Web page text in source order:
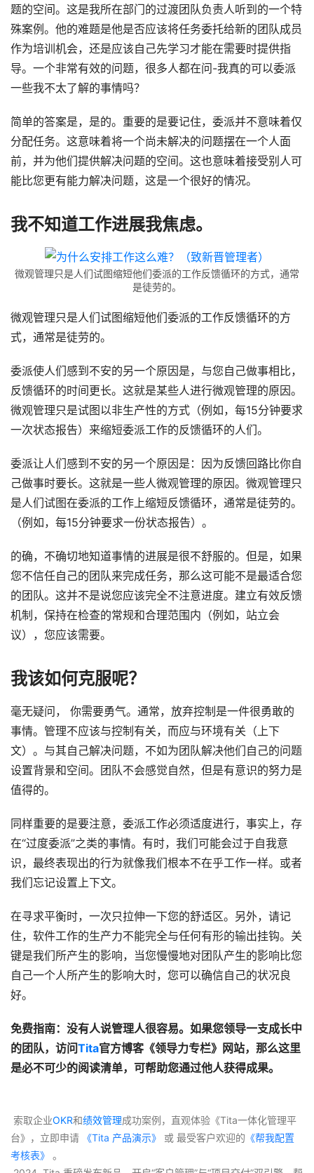
题的空间。这是我所在部门的过渡团队负责人听到的一个特
殊案例。他的难题是他是否应该将任务委托给新的团队成员
作为培训机会，还是应该自己先学习才能在需要时提供指
导。一个非常有效的问题，很多人都在问-我真的可以委派
一些我不太了解的事情吗？
简单的答案是，是的。重要的是要记住，委派并不意味着仅
分配任务。这意味着将一个尚未解决的问题摆在一个人面
前，并为他们提供解决问题的空间。这也意味着接受别人可
能比您更有能力解决问题，这是一个很好的情况。
我不知道工作进展我焦虑。
微观管理只是人们试图缩短他们委派的工作反馈循环的方式，通常
是徒劳的。
微观管理只是人们试图缩短他们委派的工作反馈循环的方
式，通常是徒劳的。
委派使人们感到不安的另一个原因是，与您自己做事相比，
反馈循环的时间更长。这就是某些人进行微观管理的原因。
微观管理只是试图以非生产性的方式（例如，每15分钟要求
一次状态报告）来缩短委派工作的反馈循环的人们。
委派让人们感到不安的另一个原因是：因为反馈回路比你自
己做事时要长。这就是一些人微观管理的原因。微观管理只
是人们试图在委派的工作上缩短反馈循环，通常是徒劳的。
（例如，每15分钟要求一份状态报告）。
的确，不确切地知道事情的进展是很不舒服的。但是，如果
您不信任自己的团队来完成任务，那么这可能不是最适合您
的团队。这并不是说您应该完全不注意进度。建立有效反馈
机制，保持在检查的常规和合理范围内（例如，站立会
议），您应该需要。
我该如何克服呢？
毫无疑问， 你需要勇气。通常，放弃控制是一件很勇敢的
事情。管理不应该与控制有关，而应与环境有关（上下
文）。与其自己解决问题，不如为团队解决他们自己的问题
设置背景和空间。团队不会感觉自然，但是有意识的努力是
值得的。
同样重要的是要注意，委派工作必须适度进行，事实上，存
在“过度委派”之类的事情。有时，我们可能会过于自我意
识，最终表现出的行为就像我们根本不在乎工作一样。或者
我们忘记设置上下文。
在寻求平衡时，一次只拉伸一下您的舒适区。另外，请记
住，软件工作的生产力不能完全与任何有形的输出挂钩。关
键是我们所产生的影响，当您慢慢地对团队产生的影响比您
自己一个人所产生的影响大时，您可以确信自己的状况良
好。
免费指南：没有人说管理人很容易。如果您领导一支成长中
的团队，访问Tita官方博客《领导力专栏》网站，那么这里
是必不可少的阅读清单，可帮助您通过他人获得成果。
索取企业OKR和绩效管理成功案例，直观体验《Tita一体化管理平
台》，立即申请 《Tita 产品演示》 或 最受客户欢迎的 《帮我配置
考核表》
。